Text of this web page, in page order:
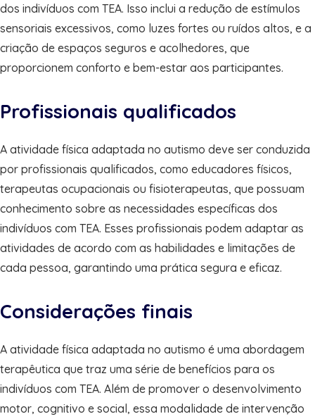
dos indivíduos com TEA. Isso inclui a redução de estímulos
sensoriais excessivos, como luzes fortes ou ruídos altos, e a
criação de espaços seguros e acolhedores, que
proporcionem conforto e bem-estar aos participantes.
Profissionais qualificados
A atividade física adaptada no autismo deve ser conduzida
por profissionais qualificados, como educadores físicos,
terapeutas ocupacionais ou fisioterapeutas, que possuam
conhecimento sobre as necessidades específicas dos
indivíduos com TEA. Esses profissionais podem adaptar as
atividades de acordo com as habilidades e limitações de
cada pessoa, garantindo uma prática segura e eficaz.
Considerações finais
A atividade física adaptada no autismo é uma abordagem
terapêutica que traz uma série de benefícios para os
indivíduos com TEA. Além de promover o desenvolvimento
motor, cognitivo e social, essa modalidade de intervenção